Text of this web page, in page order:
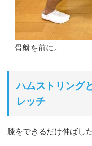
骨盤を前に。
ハムストリング
レッチ
膝をできるだけ伸ばし